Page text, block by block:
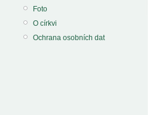
Foto
O církvi
Ochrana osobních dat